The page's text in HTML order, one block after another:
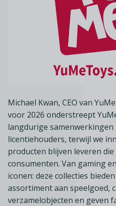
Michael Kwan, CEO van
voor 2026 onderstreept
langdurige
licentiehouders, terwijl we
producten blijven leveren
consumenten. Van gaming
iconen: deze collecties
assortiment aan speelgoed,
verzamelobjecten en geven